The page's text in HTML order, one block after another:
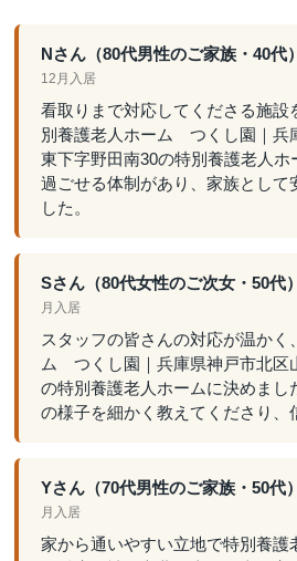
Nさん（80代男性のご家族・40代）
12月入居
看取りまで対応してくださる施設
別養護老人ホーム つくし園｜兵
東下字野田南30の特別養護老人
過ごせる体制があり、家族として
した。
Sさん（80代女性のご次女・50代）
月入居
スタッフの皆さんの対応が温かく
ム つくし園｜兵庫県神戸市北区
の特別養護老人ホームに決めまし
の様子を細かく教えてくださり、
Yさん（70代男性のご家族・50代）
月入居
家から通いやすい立地で特別養